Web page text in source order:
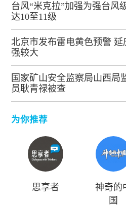
台风“米克拉”加强为强台风
达10至11级
北京市发布雷电黄色预警
强较大
国家矿山安全监察局山西局
员耿青禄被查
为你推荐
思享者
神奇的
国